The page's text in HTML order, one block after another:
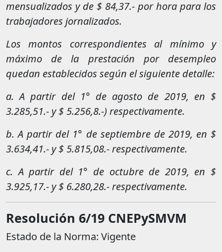
mensualizados y de $ 84,37.- por hora para los
trabajadores jornalizados.
Los montos correspondientes al mínimo y
máximo de la prestación por desempleo
quedan establecidos según el siguiente detalle:
a. A partir del 1° de agosto de 2019, en $
3.285,51.- y $ 5.256,8.-) respectivamente.
b. A partir del 1° de septiembre de 2019, en $
3.634,41.- y $ 5.815,08.- respectivamente.
c. A partir del 1° de octubre de 2019, en $
3.925,17.- y $ 6.280,28.- respectivamente.
Resolución 6/19 CNEPySMVM
Estado de la Norma: Vigente